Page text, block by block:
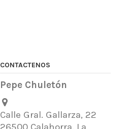
CONTACTENOS
Pepe Chuletón
Calle Gral. Gallarza, 22